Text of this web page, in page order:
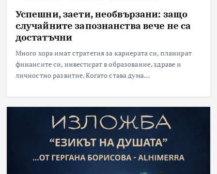
Успешни, заети, необвързани: защо
случайните запознанства вече не са
достатъчни
Много хора имат стратегия за кариерата си, планират
финансите си, инвестират в образование, здраве и
личностно развитие. Когато става дума…